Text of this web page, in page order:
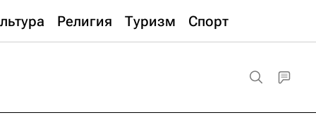
Религия Туризм Спорт